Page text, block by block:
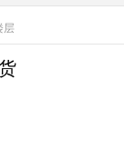
层